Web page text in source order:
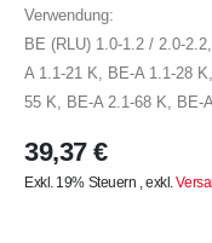
Verwendung:
BE (RLU) 1.0-1.2 / 2.0-
A 1.1-21 K, BE-A 1.1-28
55 K, BE-A 2.1-68 K, BE-
39,37 €
Exkl. 19% Steuern ,exkl.